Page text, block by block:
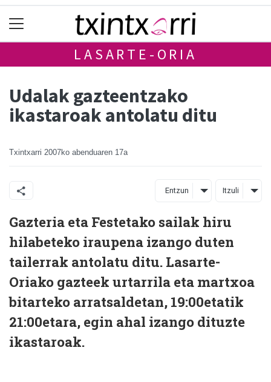
LASARTE-ORIA
Udalak gazteentzako
ikastaroak antolatu ditu
Txintxarri 2007ko abenduaren 17a
Entzun Itzuli
Gazteria eta Festetako sailak hiru
hilabeteko iraupena izango duten
tailerrak antolatu ditu. Lasarte-
Oriako gazteek urtarrila eta martxoa
bitarteko arratsaldetan, 19:00etatik
21:00etara, egin ahal izango dituzte
ikastaroak.